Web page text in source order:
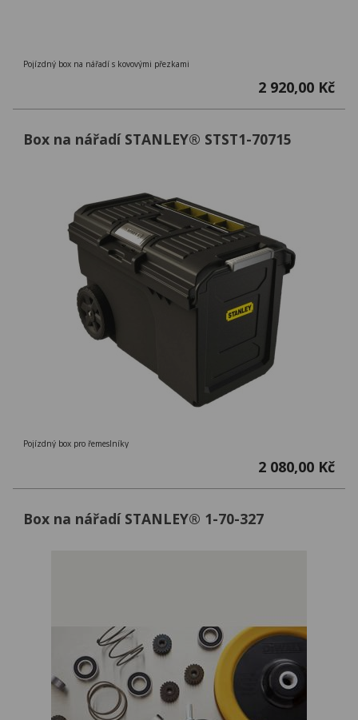
Pojízdný box na nářadí s kovovými přezkami
2 920,00 Kč
Box na nářadí STANLEY® STST1-70715
Pojízdný box pro řemeslníky
2 080,00 Kč
Box na nářadí STANLEY® 1-70-327